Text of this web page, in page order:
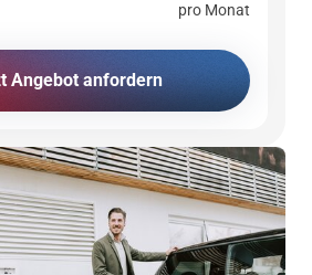
pro Monat
Angebot anfordern